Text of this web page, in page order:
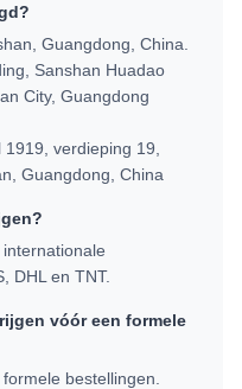
Guangdong, China.
Sanshan Huadao
City, Guangdong
verdieping 19,
Guangdong, China
DHL en TNT.
vóór een formele
bestellingen.